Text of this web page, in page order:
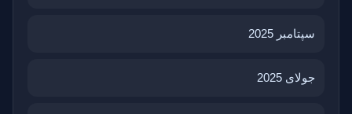
سپتامبر 2025
جولای 2025